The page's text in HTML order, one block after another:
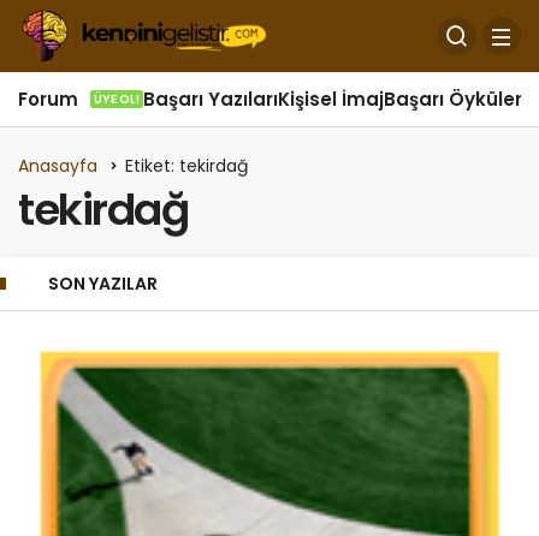
Forum ÜYE OL! Başarı YazılarıKişisel İmajBaşarı Öyküleri
Anasayfa Etiket: tekirdağ
tekirdağ
SON YAZILAR